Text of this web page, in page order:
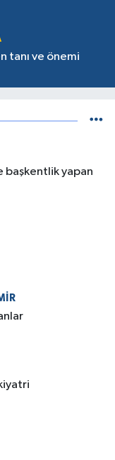
tanı ve önemi
başkentlik yapan